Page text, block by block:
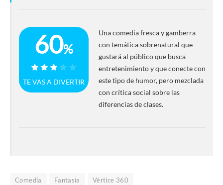
60%
60%
TE VAS A DIVERTIR
Una comedia fresca y gamberra
con temática sobrenatural que
gustará al público que busca
entretenimiento y que conecte con
este tipo de humor, pero mezclada
con crítica social sobre las
diferencias de clases.
Comedia Fantasía Vértice 360